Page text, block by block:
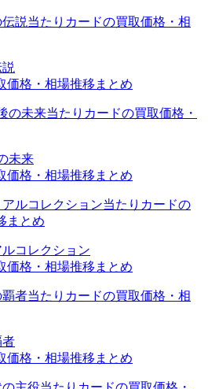
価格・相場推移まとめ
未来
価格・相場推移まとめ
ルコレクション
価格・相場推移まとめ
者
価格・相場推移まとめ